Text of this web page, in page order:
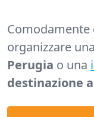
organizzare una
Perugia o una
destinazione